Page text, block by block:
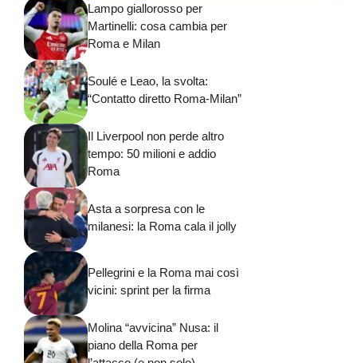
Lampo giallorosso per
Martinelli: cosa cambia per
Roma e Milan
Soulé e Leao, la svolta:
“Contatto diretto Roma-Milan”
Il Liverpool non perde altro
tempo: 50 milioni e addio
Roma
Asta a sorpresa con le
milanesi: la Roma cala il jolly
Pellegrini e la Roma mai così
vicini: sprint per la firma
Molina “avvicina” Nusa: il
piano della Roma per